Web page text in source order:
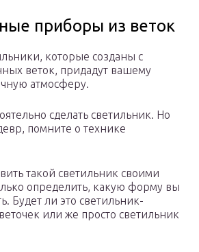
приборы из веток
которые созданы с
веток, придадут вашему
атмосферу.
сделать светильник. Но
помните о технике
такой светильник своими
определить, какую форму вы
Будет ли это светильник-
или же просто светильник